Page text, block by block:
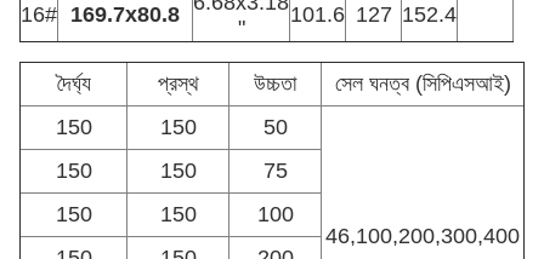
16# 169.7x80.8
"
101.6 127 152.4
দৈর্ঘ্য প্রস্থ উচ্চতা
সেল ঘনত্ব (সিপিএসআই)
150
150 50
46,100,200,300,400
150 150
75
150
150
100